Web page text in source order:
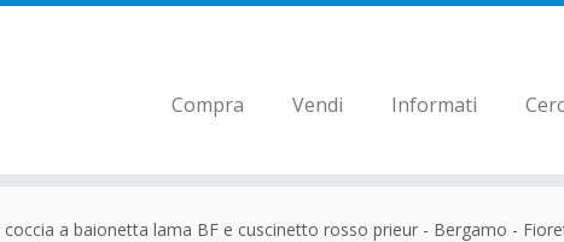
Compra Vendi Informati
a baionetta lama BF e cuscinetto rosso prieur - Bergamo -